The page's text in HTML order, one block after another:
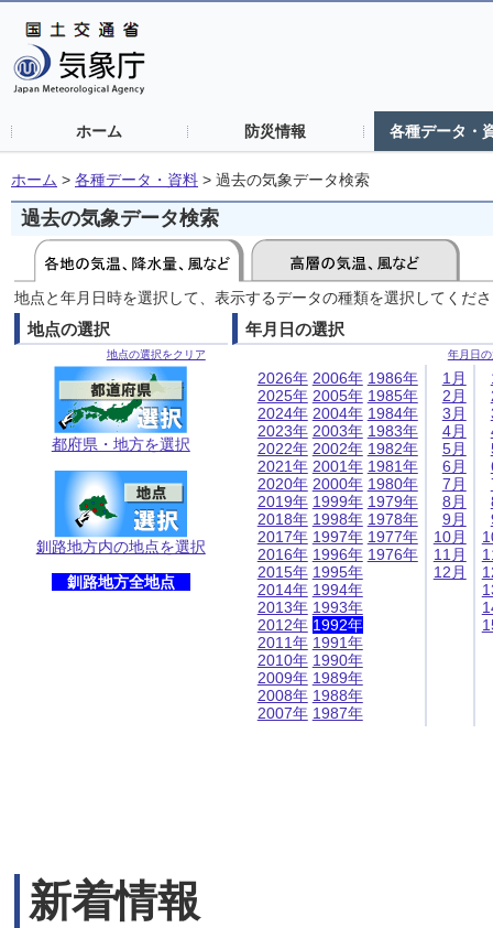
ホーム 防災情報 各種データ・
ホーム > 各種データ・資料 > 過去の気象データ検索
過去の気象データ検索
地点と年月日時を選択して、表示するデータの種類を選択してくだ
地点の選択
地点の選択をクリア
都府県・地方を選択
釧路地方内の地点を選択
釧路地方全地点
年月日の選択
年月日
2026年
2025年
2024年
2023年
2022年
2021年
2020年
2019年
2018年
2017年
2016年
2015年
2014年
2013年
2012年
2011年
2010年
2009年
2008年
2007年
2006年
2005年
2004年
2003年
2002年
2001年
2000年
1999年
1998年
1997年
1996年
1995年
1994年
1993年
1992年
1991年
1990年
1989年
1988年
1987年
1986年
1985年
1984年
1983年
1982年
1981年
1980年
1979年
1978年
1977年
1976年
1月
2月
3月
4月
5月
6月
7月
8月
9月
10月
11月
12月
新着情報